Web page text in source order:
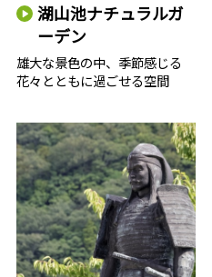
湖山池ナチュラルガ
ーデン
雄大な景色の中、季節感じる
花々とともに過ごせる空間